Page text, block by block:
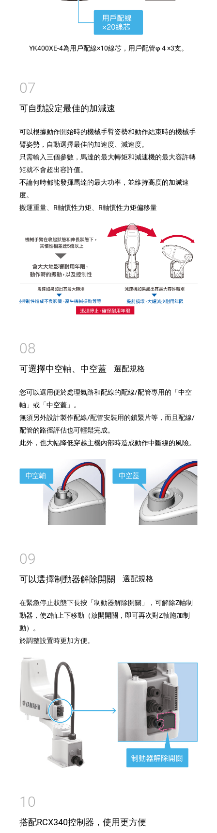
YK400XE-4為用戶配線×10線芯，用戶配管φ４×3支。
07
可自動設定最佳的加減速
可以根據動作開始時的機械手臂姿勢和動作結束時的機械手
臂姿勢，自動選擇最佳的加速度、減速度。
只需輸入三個參數，馬達的最大轉矩和減速機的最大容許轉
矩就不會超出容許值。
不論何時都能發揮馬達的最大功率，並維持高度的加減速
度。
搬運重量、R軸慣性力矩、R軸慣性力矩偏移量
08
可選擇中空軸、中空蓋 選配規格
您可以選用便於處理氣路和配線的配線/配管專用的「中空
軸」或「中空蓋」。
無須另外設計製作配線/配管安裝用的鎖緊片等，而且配線/
配管的路徑評估也可輕鬆完成。
此外，也大幅降低穿越主機內部時造成動作中斷線的風險。
09
可以選擇制動器解除開關 選配規格
在緊急停止狀態下長按「制動器解除開關」，可解除Z軸制
動器，使Z軸上下移動（放開開關，即可再次對Z軸施加制
動）。
於調整設置時更加方便。
10
搭配RCX340控制器，使用更方便